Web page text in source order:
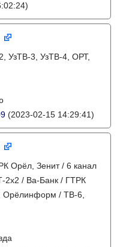
УзТВ-3, УзТВ-4, ОРТ,
(2023-02-15 14:29:41)
Орёл, Зенит / 6 канал
2х2 / Ва-Банк / ГТРК
Орёлинформ / ТВ-6,